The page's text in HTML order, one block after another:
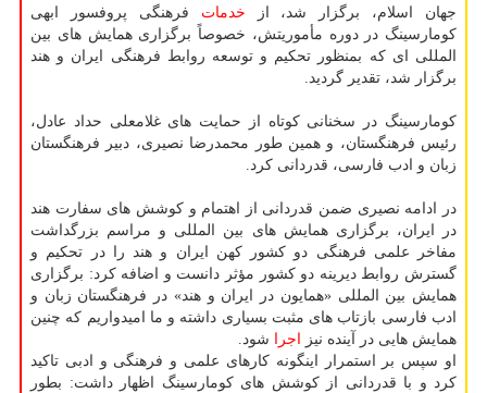
جهان اسلام، برگزار شد، از خدمات فرهنگی پروفسور ابهی
کومارسینگ در دوره مأموریتش، خصوصاً برگزاری همایش های بین
المللی ای که بمنظور تحکیم و توسعه روابط فرهنگی ایران و هند
برگزار شد، تقدیر گردید.
کومارسینگ در سخنانی کوتاه از حمایت های غلامعلی حداد عادل،
رئیس فرهنگستان، و همین طور محمدرضا نصیری، دبیر فرهنگستان
زبان و ادب فارسی، قدردانی کرد.
در ادامه نصیری ضمن قدردانی از اهتمام و کوشش های سفارت هند
در ایران، برگزاری همایش های بین المللی و مراسم بزرگداشت
مفاخر علمی فرهنگی دو کشور کهن ایران و هند را در تحکیم و
گسترش روابط دیرینه دو کشور مؤثر دانست و اضافه کرد: برگزاری
همایش بین المللی «همایون در ایران و هند» در فرهنگستان زبان و
ادب فارسی بازتاب های مثبت بسیاری داشته و ما امیدواریم که چنین
همایش هایی در آینده نیز
اجرا
شود.
او سپس بر استمرار اینگونه کارهای علمی و فرهنگی و ادبی تاکید
کرد و با قدردانی از کوشش های کومارسینگ اظهار داشت: بطور